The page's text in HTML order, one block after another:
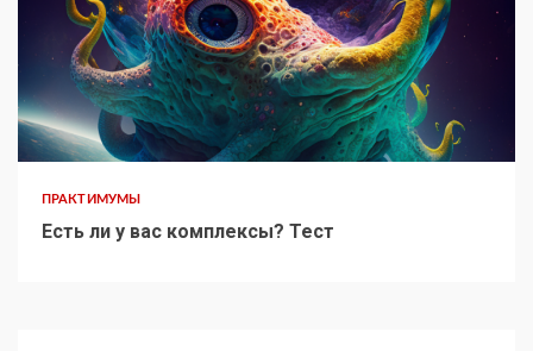
ПРАКТИМУМЫ
Есть ли у вас комплексы? Тест